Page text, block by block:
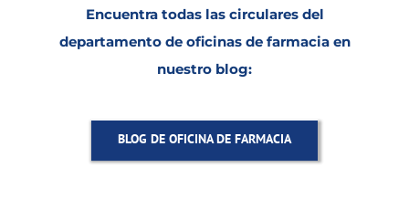
Encuentra todas las circulares del
departamento de oficinas de farmacia en
nuestro blog:
BLOG DE OFICINA DE FARMACIA